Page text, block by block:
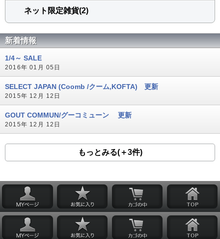
ネット限定雑貨(2)
新着情報
1/4～ SALE
2016年 01月 05日
SELECT JAPAN (Coomb /クーム,KOFTA) 更新
2015年 12月 12日
GOUT COMMUN/グーコミューン 更新
2015年 12月 12日
もっとみる(＋3件)